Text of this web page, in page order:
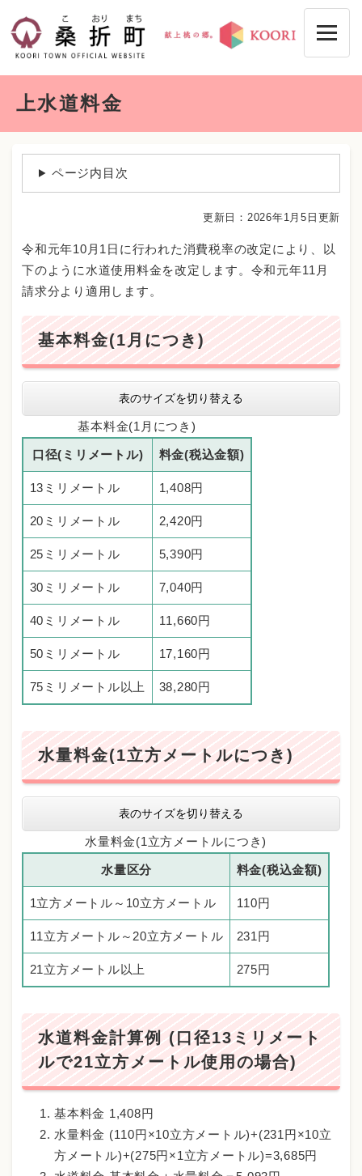
先
上水道料金
ページ内目次
更新日：2026年1月5日更新
令和元年10月1日に行われた消費税率の改定により、以
下のように水道使用料金を改定します。令和元年11月
請求分より適用します。
基本料金(1月につき)
表のサイズを切り替える
基本料金(1月につき)
口径(ミリメートル) 料金(税込金額)
13ミリメートル 1,408円
20ミリメートル 2,420円
25ミリメートル 5,390円
30ミリメートル 7,040円
40ミリメートル 11,660円
50ミリメートル 17,160円
75ミリメートル以上 38,280円
水量料金(1立方メートルにつき)
表のサイズを切り替える
水量料金(1立方メートルにつき)
水量区分 料金(税込金額)
1立方メートル～10立方メートル 110円
11立方メートル～20立方メートル 231円
21立方メートル以上 275円
水道料金計算例 (口径13ミリメート
ルで21立方メートル使用の場合)
基本料金 1,408円
水量料金 (110円×10立方メートル)+(231円×10立
方メートル)+(275円×1立方メートル)=3,685円